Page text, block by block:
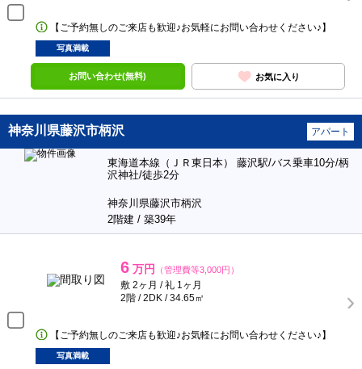
【ご予約無しのご来店も歓迎♪お気軽にお問い合わせください♪】
写真満載
お問い合わせ(無料) お気に入り
神奈川県藤沢市柄沢 アパート
東海道本線（ＪＲ東日本） 藤沢駅/バス乗車10分/柄
沢神社/徒歩2分
神奈川県藤沢市柄沢
2階建 / 築39年
6 万円 （管理費等3,000円）
敷 2ヶ月 / 礼 1ヶ月
2階 / 2DK / 34.65㎡
【ご予約無しのご来店も歓迎♪お気軽にお問い合わせください♪】
写真満載